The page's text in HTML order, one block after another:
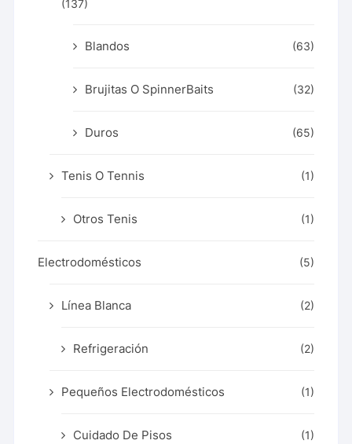
(137)
Blandos (63)
Brujitas O SpinnerBaits (32)
Duros (65)
Tenis O Tennis (1)
Otros Tenis (1)
Electrodomésticos (5)
Línea Blanca (2)
Refrigeración (2)
Pequeños Electrodomésticos (1)
Cuidado De Pisos (1)